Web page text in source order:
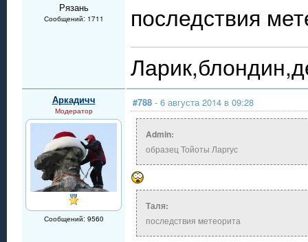
Рязань
Сообщений: 1711
последствия
Аркадичч
Модератор
Сообщений: 9560
#788 - 6 августа 2014 в 09:28
Admin:
образец Тойоты Ларгус
Таля:
последствия метеорита